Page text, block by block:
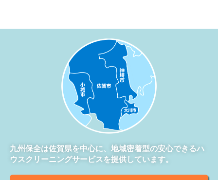
九州保全は佐賀県を中心に、地域密着型の安心できるハ
ウスクリーニングサービスを提供しています。